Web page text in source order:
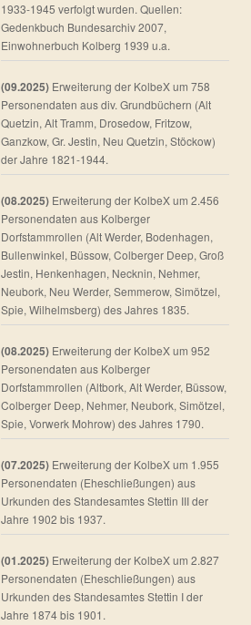
1933-1945 verfolgt wurden. Quellen:
Gedenkbuch Bundesarchiv 2007,
Einwohnerbuch Kolberg 1939 u.a.
(09.2025) Erweiterung der KolbeX um 758
Personendaten aus div. Grundbüchern (Alt
Quetzin, Alt Tramm, Drosedow, Fritzow,
Ganzkow, Gr. Jestin, Neu Quetzin, Stöckow)
der Jahre 1821-1944.
(08.2025) Erweiterung der KolbeX um 2.456
Personendaten aus Kolberger
Dorfstammrollen (Alt Werder, Bodenhagen,
Bullenwinkel, Büssow, Colberger Deep, Groß
Jestin, Henkenhagen, Necknin, Nehmer,
Neubork, Neu Werder, Semmerow, Simötzel,
Spie, Wilhelmsberg) des Jahres 1835.
(08.2025) Erweiterung der KolbeX um 952
Personendaten aus Kolberger
Dorfstammrollen (Altbork, Alt Werder, Büssow,
Colberger Deep, Nehmer, Neubork, Simötzel,
Spie, Vorwerk Mohrow) des Jahres 1790.
(07.2025) Erweiterung der KolbeX um 1.955
Personendaten (Eheschließungen) aus
Urkunden des Standesamtes Stettin III der
Jahre 1902 bis 1937.
(01.2025) Erweiterung der KolbeX um 2.827
Personendaten (Eheschließungen) aus
Urkunden des Standesamtes Stettin I der
Jahre 1874 bis 1901.